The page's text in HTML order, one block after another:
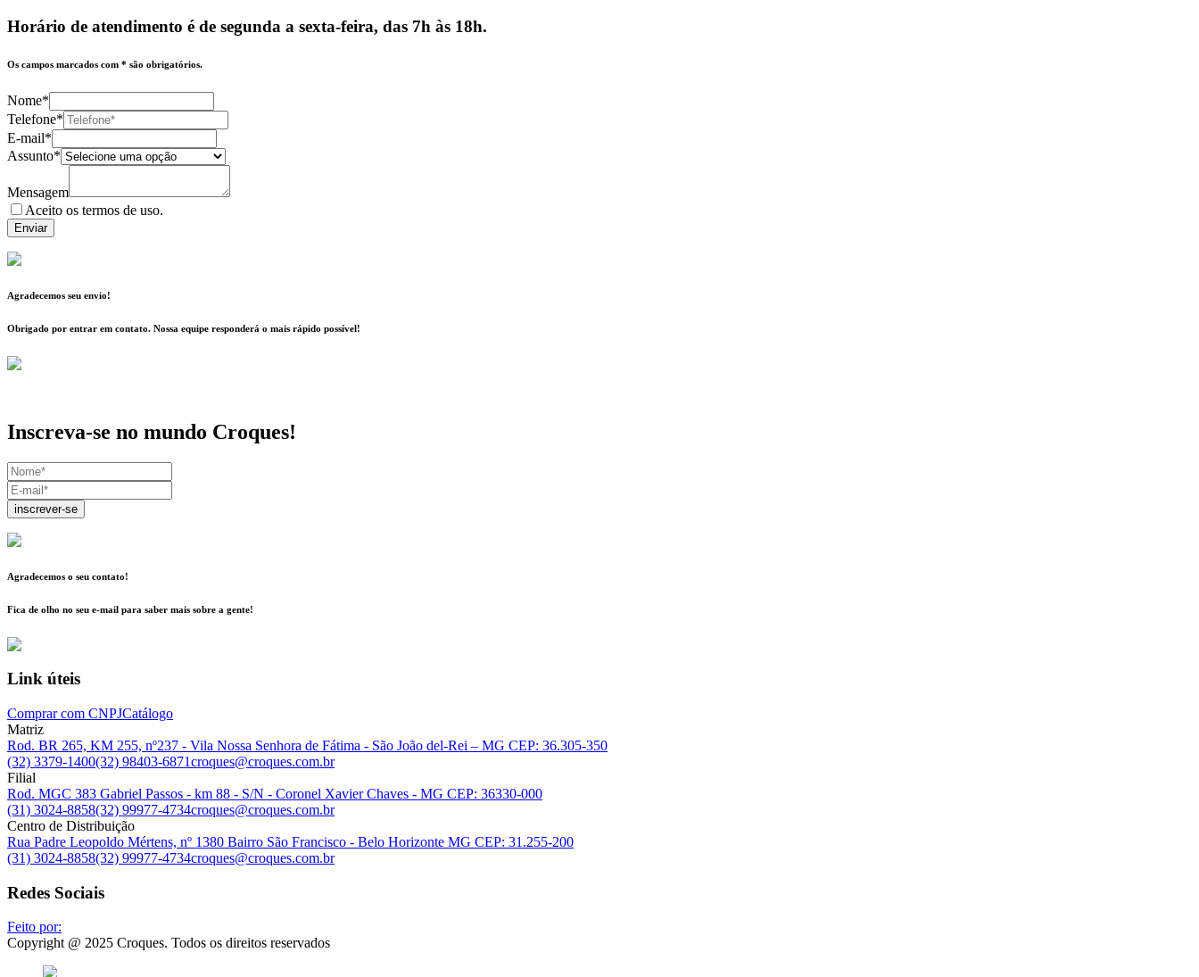
Horário de atendimento é de segunda a sexta-feira, das 7h às 18h.
Os campos marcados com * são obrigatórios.
Nome*
Telefone*
E-mail*
Assunto*
Mensagem
Aceito os termos de uso.
Enviar
Agradecemos seu envio!
Obrigado por entrar em contato. Nossa equipe responderá o mais rápido possível!
Inscreva-se no mundo Croques!
inscrever-se
Agradecemos o seu contato!
Fica de olho no seu e-mail para saber mais sobre a gente!
Link úteis
Comprar com CNPJCatálogo
Matriz
Rod. BR 265, KM 255, nº237 - Vila Nossa Senhora de Fátima - São João del-Rei – MG CEP: 36.305-350
(32) 3379-1400(32) 98403-6871croques@croques.com.br
Filial
Rod. MGC 383 Gabriel Passos - km 88 - S/N - Coronel Xavier Chaves - MG CEP: 36330-000
(31) 3024-8858(32) 99977-4734croques@croques.com.br
Centro de Distribuição
Rua Padre Leopoldo Mértens, nº 1380 Bairro São Francisco - Belo Horizonte MG CEP: 31.255-200
(31) 3024-8858(32) 99977-4734croques@croques.com.br
Redes Sociais
Feito por:
Copyright @ 2025 Croques. Todos os direitos reservados